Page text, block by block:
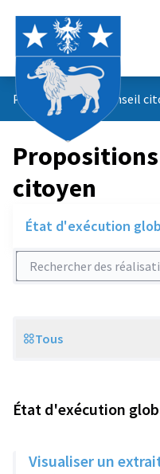
Propositions du conseil
citoyen
État d'exécution
Rechercher des réalisations
Scope
Tous
État d'exécution
Visualiser un